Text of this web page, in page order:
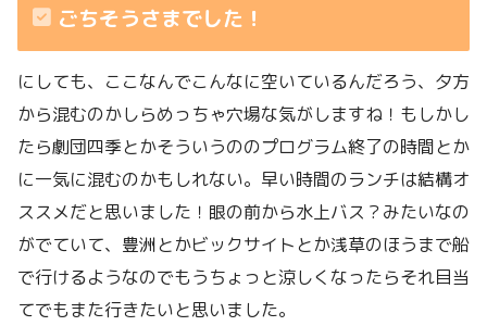
ごちそうさまでした！
にしても、ここなんでこんなに空いているんだろう、夕方
から混むのかしらめっちゃ穴場な気がしますね！もしかし
たら劇団四季とかそういうののプログラム終了の時間とか
に一気に混むのかもしれない。早い時間のランチは結構オ
ススメだと思いました！眼の前から水上バス？みたいなの
がでていて、豊洲とかビックサイトとか浅草のほうまで船
で行けるようなのでもうちょっと涼しくなったらそれ目当
てでもまた行きたいと思いました。